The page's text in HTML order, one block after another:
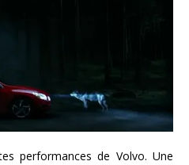
performances de Volvo. Une